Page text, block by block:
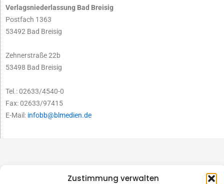
Zustimmung verwalten
Verlagsniederlassung Bad Breisig
Postfach 1363
53492 Bad Breisig
Zehnerstraße 22b
53498 Bad Breisig
Tel.: 02633/4540-0
Fax: 02633/97415
E-Mail: infobb@blmedien.de